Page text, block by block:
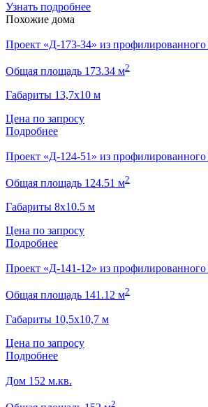
Узнать подробнее
Похожие дома
Проект «Д-173-34» из профилированного
Общая площадь 173.34 м2
Габариты 13,7х10 м
Цена по запросу
Подробнее
Проект «Д-124-51» из профилированного
Общая площадь 124.51 м2
Габариты 8х10.5 м
Цена по запросу
Подробнее
Проект «Д-141-12» из профилированного
Общая площадь 141.12 м2
Габариты 10,5х10,7 м
Цена по запросу
Подробнее
Дом 152 м.кв.
2